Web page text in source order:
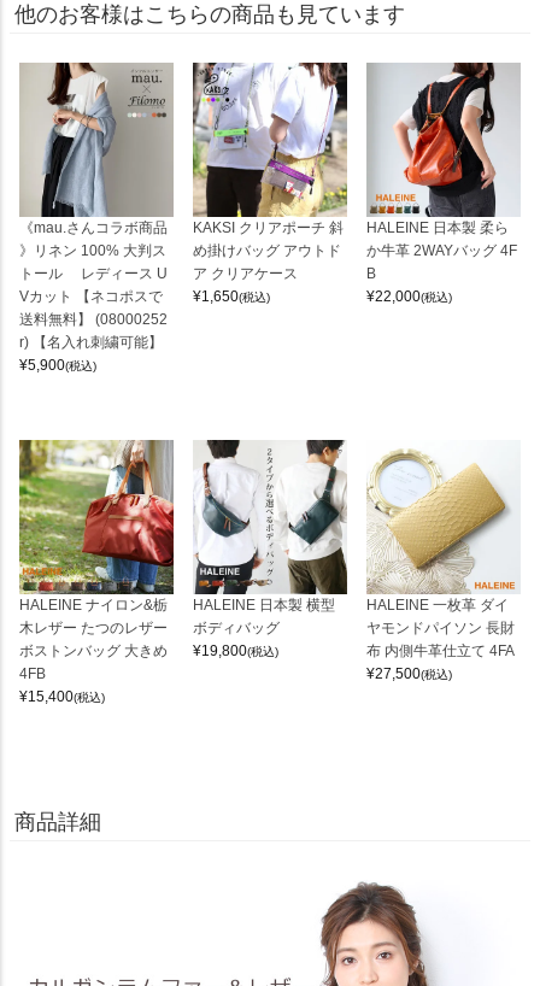
他のお客様はこちらの商品も見ています
《mau.さんコラボ商品
》リネン 100% 大判ス
トール レディース U
Vカット 【ネコポスで
送料無料】 (08000252
r) 【名入れ刺繍可能】
¥5,900(税込)
KAKSI クリアポーチ 斜
め掛けバッグ アウトド
ア クリアケース
¥1,650(税込)
HALEINE 日本製 柔ら
か牛革 2WAYバッグ 4F
B
¥22,000(税込)
HALEINE ナイロン&栃
木レザー たつのレザー
ボストンバッグ 大きめ
4FB
¥15,400(税込)
HALEINE 日本製 横型
ボディバッグ
¥19,800(税込)
HALEINE 一枚革 ダイ
ヤモンドパイソン 長財
布 内側牛革仕立て 4FA
¥27,500(税込)
商品詳細